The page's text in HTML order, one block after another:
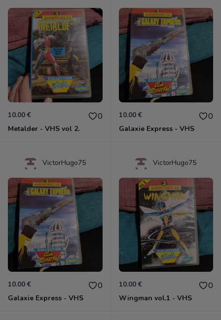
10.00 € 0
Metalder - VHS vol 2.
10.00 € 0
Galaxie Express - VHS
VictorHugo75
10.00 € 0
Galaxie Express - VHS
VictorHugo75
10.00 € 0
Wingman vol.1 - VHS